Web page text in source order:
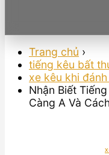
Trang chủ ›
tiếng kêu bất
xe kêu khi đánh
Nhận Biết
Càng A Và